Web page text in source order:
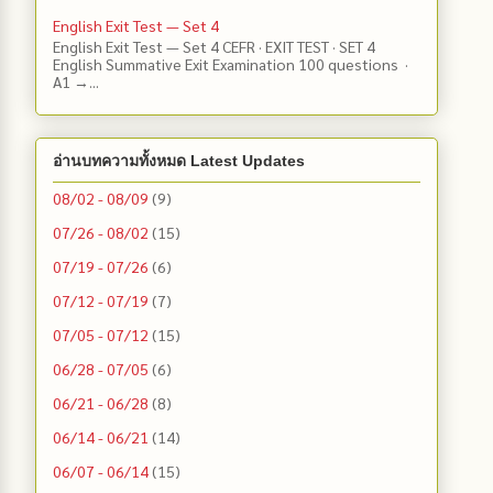
English Exit Test — Set 4
English Exit Test — Set 4 CEFR · EXIT TEST · SET 4
English Summative Exit Examination 100 questions ·
A1 →...
อ่านบทความทั้งหมด Latest Updates
08/02 - 08/09 (9)
07/26 - 08/02 (15)
07/19 - 07/26 (6)
07/12 - 07/19 (7)
07/05 - 07/12 (15)
06/28 - 07/05 (6)
06/21 - 06/28 (8)
06/14 - 06/21 (14)
06/07 - 06/14(15)